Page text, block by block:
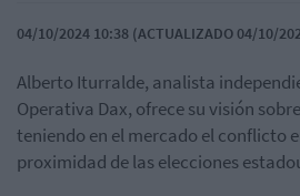
04/10/2024 10:38 (ACTUALIZADO 04/10/
Alberto Iturralde, analista
Operativa Dax, ofrece su visión
teniendo en el mercado el conflicto
proximidad de las elecciones